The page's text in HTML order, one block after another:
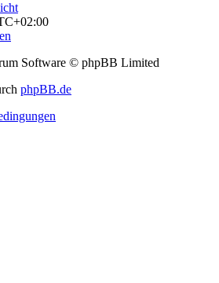
Software © phpBB Limited
phpBB.de